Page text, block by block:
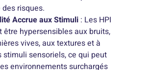
des risques.
Accrue aux Stimuli : Les HPI
être hypersensibles aux bruits,
vives, aux textures et à
stimuli sensoriels, ce qui peut
environnements surchargés